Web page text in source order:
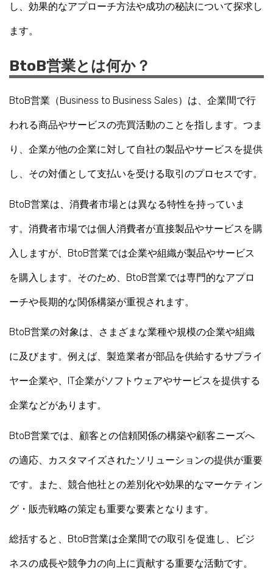
し、効果的なアプローチ方法や成功の秘訣について探求し
ます。
BtoB営業とは何か？
BtoB営業（Business to Business Sales）は、企業間で行
われる商品やサービスの売買活動のことを指します。つま
り、企業が他の企業に対して自社の製品やサービスを提供
し、その対価として支払いを受ける取引のプロセスです。
BtoB営業は、消費者市場とは異なる特性を持っていま
す。消費者市場では個人消費者が直接製品やサービスを購
入しますが、BtoB営業では企業や組織が製品やサービス
を購入します。そのため、BtoB営業では専門的なアプロ
ーチや長期的な関係構築が重視されます。
BtoB営業の対象は、さまざまな業種や規模の企業や組織
に及びます。例えば、製造業者が部品を供給するサプライ
ヤー企業や、IT企業がソフトウェアやサービスを提供する
企業などがあります。
BtoB営業では、顧客との信頼関係の構築や顧客ニーズへ
の適応、カスタマイズされたソリューションの提供が重要
です。また、競合他社との差別化や効果的なマーケティン
グ・販売戦略の策定も重要な要素となります。
総括すると、BtoB営業は企業間での取引を促進し、ビジ
ネスの成長や競争力の向上に貢献する重要な活動です。